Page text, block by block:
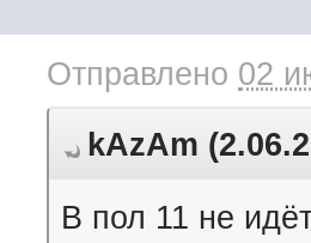
Отправлено 02
kAzAm
В пол 11 не